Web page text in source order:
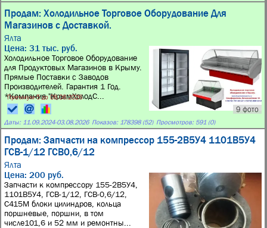
Продам: Холодильное Торговое Оборудование Для
Магазинов с Доставкой.
Ялта
9 фото
Цена: 31 тыс. руб.
Холодильное Торговое Оборудование
для Продуктовых Магазинов в Крыму.
Прямые Поставки с Заводов
Производителей. Гарантия 1 Год.
*Компания "КрымХолодС...
Премиум-5 до 08.08.2026
Даты: 11.09.2024-03.08.2026 Показов: 178398 (52) Просмотров: 591 (0)
Продам: Запчасти на компрессор 155-2В5У4 1101В5У4
ГСВ-1/12 ГСВ0,6/12
Ялта
Цена: 200 руб.
Запчасти к компрессору 155-2В5У4,
1101В5У4, ГСВ-1/12, ГСВ-0,6/12,
С415М блоки цилиндров, кольца
поршневые, поршни, в том
числе101,6 и 52 мм и ремонтны...